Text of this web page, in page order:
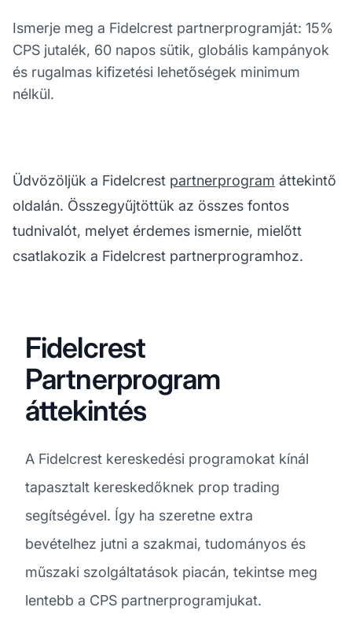
Ismerje meg a Fidelcrest partnerprogramját: 15%
CPS jutalék, 60 napos sütik, globális kampányok
és rugalmas kifizetési lehetőségek minimum
nélkül.
Üdvözöljük a Fidelcrest partnerprogram áttekintő
oldalán. Összegyűjtöttük az összes fontos
tudnivalót, melyet érdemes ismernie, mielőtt
csatlakozik a Fidelcrest partnerprogramhoz.
Fidelcrest
Partnerprogram
áttekintés
A Fidelcrest kereskedési programokat kínál
tapasztalt kereskedőknek prop trading
segítségével. Így ha szeretne extra
bevételhez jutni a szakmai, tudományos és
műszaki szolgáltatások piacán, tekintse meg
lentebb a CPS partnerprogramjukat.